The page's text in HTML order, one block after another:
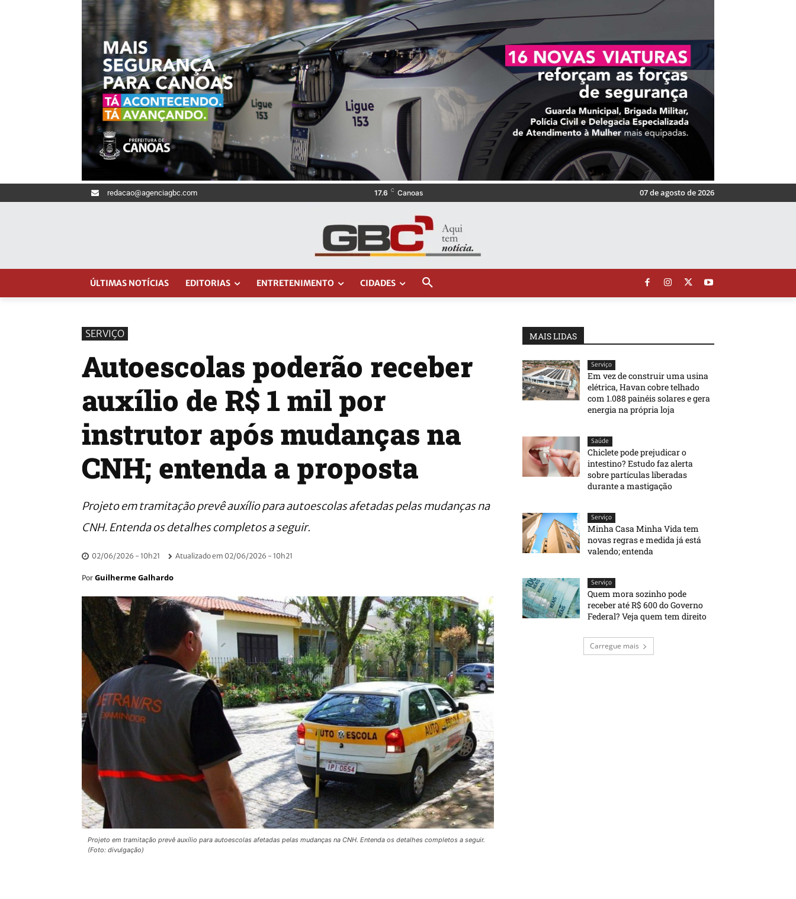
redacao@agenciagbc.com 17.6 C Canoas 07 de agosto de 2026
ÚLTIMAS NOTÍCIAS EDITORIAS ENTRETENIMENTO CIDADES
SERVIÇO
Autoescolas poderão receber
auxílio de R$ 1 mil por
instrutor após mudanças na
CNH; entenda a proposta
Projeto em tramitação prevê auxílio para autoescolas afetadas pelas mudanças na
CNH. Entenda os detalhes completos a seguir.
02/06/2026 - 10h21 Atualizado em 02/06/2026 - 10h21
Por Guilherme Galhardo
Projeto em tramitação prevê auxílio para autoescolas afetadas pelas mudanças na CNH. Entenda os detalhes completos a seguir.
(Foto: divulgação)
MAIS LIDAS
Serviço
Em vez de construir uma usina
elétrica, Havan cobre telhado
com 1.088 painéis solares e gera
energia na própria loja
Saúde
Chiclete pode prejudicar o
intestino? Estudo faz alerta
sobre partículas liberadas
durante a mastigação
Serviço
Minha Casa Minha Vida tem
novas regras e medida já está
valendo; entenda
Serviço
Quem mora sozinho pode
receber até R$ 600 do Governo
Federal? Veja quem tem direito
Carregue mais